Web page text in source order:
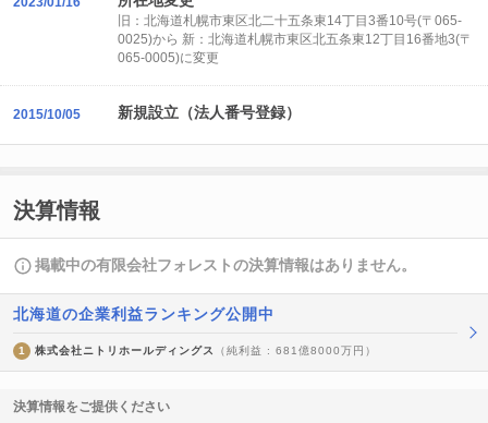
旧：北海道札幌市東区北二十五条東14丁目3番10号(〒065-
0025)から 新：北海道札幌市東区北五条東12丁目16番地3(〒
065-0005)に変更
2015/10/05 新規設立（法人番号登録）
決算情報
掲載中の有限会社フォレストの決算情報はありません。
北海道の企業利益ランキング公開中
1 株式会社ニトリホールディングス （純利益 : 681億8000万円）
決算情報をご提供ください